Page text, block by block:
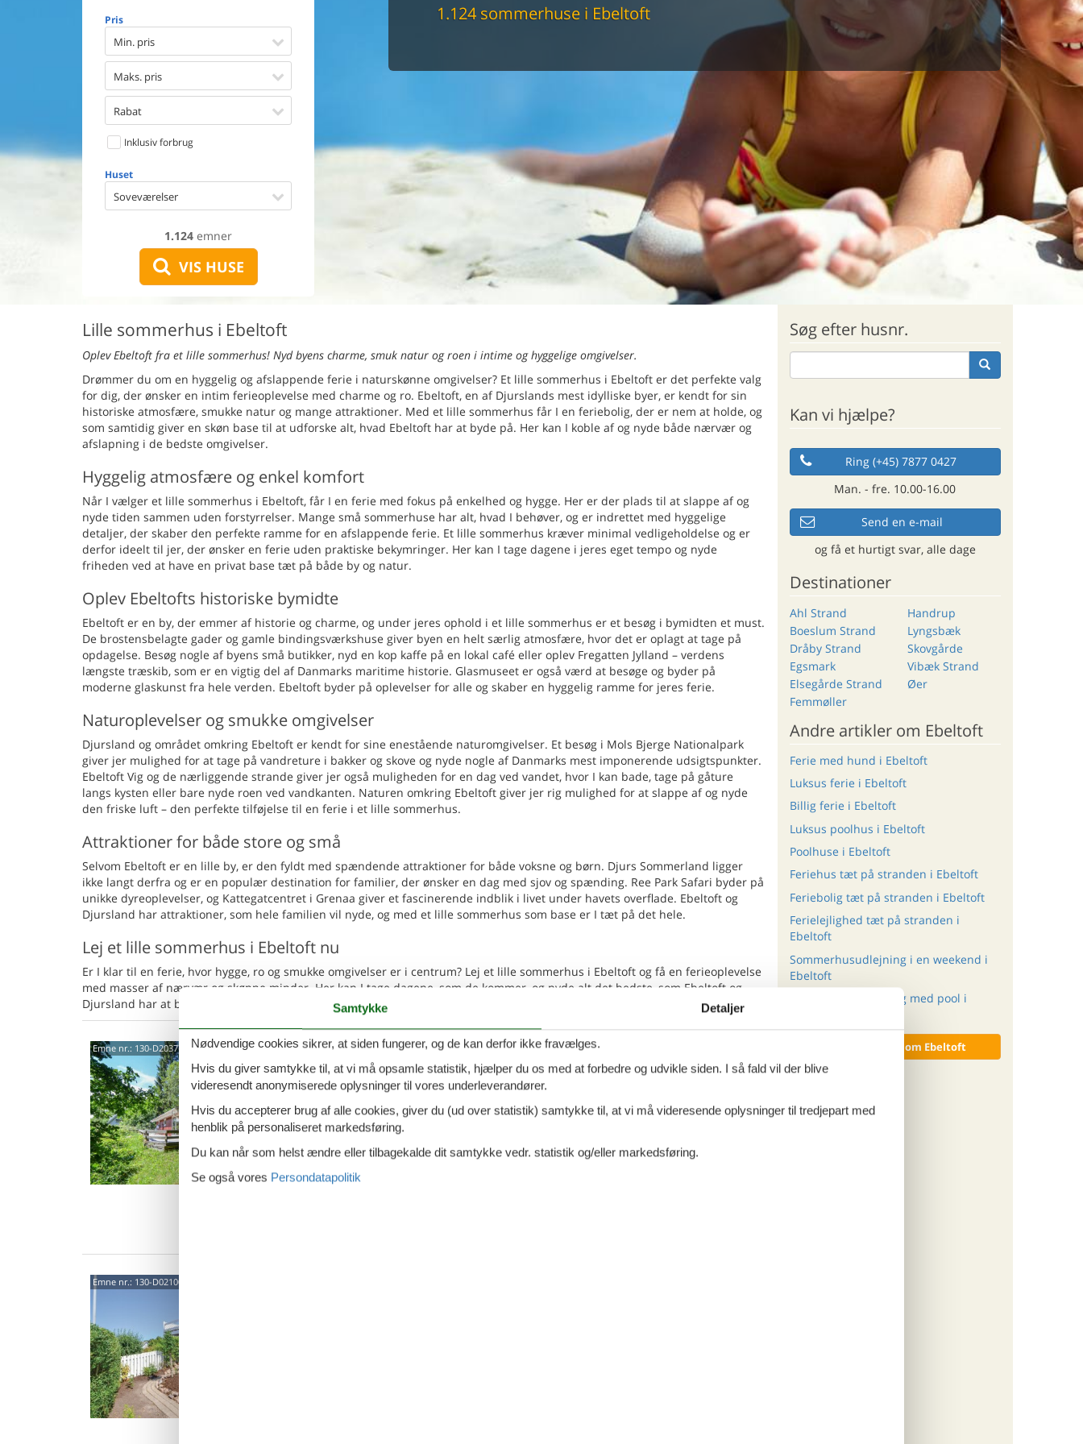
Pris
Min. pris
Maks. pris
Rabat
Inklusiv forbrug
Huset
Soveværelser
1.124 emner
VIS HUSE
Aircondition
Ladestander til elbil
1.124 sommerhuse i Ebeltoft
Lille sommerhus i Ebeltoft
Oplev Ebeltoft fra et lille sommerhus! Nyd byens charme, smuk natur og roen i intime og hyggelige omgivelser.
Drømmer du om en hyggelig og afslappende ferie i naturskønne omgivelser? Et lille sommerhus i Ebeltoft er det perfekte valg
for dig, der ønsker en intim ferieoplevelse med charme og ro. Ebeltoft, en af Djurslands mest idylliske byer, er kendt for sin
historiske atmosfære, smukke natur og mange attraktioner. Med et lille sommerhus får I en feriebolig, der er nem at holde, og
som samtidig giver en skøn base til at udforske alt, hvad Ebeltoft har at byde på. Her kan I koble af og nyde både nærvær og
afslapning i de bedste omgivelser.
Hyggelig atmosfære og enkel komfort
Når I vælger et lille sommerhus i Ebeltoft, får I en ferie med fokus på enkelhed og hygge. Her er der plads til at slappe af og
nyde tiden sammen uden forstyrrelser. Mange små sommerhuse har alt, hvad I behøver, og er indrettet med hyggelige
detaljer, der skaber den perfekte ramme for en afslappende ferie. Et lille sommerhus kræver minimal vedligeholdelse og er
derfor ideelt til jer, der ønsker en ferie uden praktiske bekymringer. Her kan I tage dagene i jeres eget tempo og nyde
friheden ved at have en privat base tæt på både by og natur.
Oplev Ebeltofts historiske bymidte
Ebeltoft er en by, der emmer af historie og charme, og under jeres ophold i et lille sommerhus er et besøg i bymidten et must.
De brostensbelagte gader og gamle bindingsværkshuse giver byen en helt særlig atmosfære, hvor det er oplagt at tage på
opdagelse. Besøg nogle af byens små butikker, nyd en kop kaffe på en lokal café eller oplev Fregatten Jylland – verdens
længste træskib, som er en vigtig del af Danmarks maritime historie. Glasmuseet er også værd at besøge og byder på
moderne glaskunst fra hele verden. Ebeltoft byder på oplevelser for alle og skaber en hyggelig ramme for jeres ferie.
Naturoplevelser og smukke omgivelser
Djursland og området omkring Ebeltoft er kendt for sine enestående naturomgivelser. Et besøg i Mols Bjerge Nationalpark
giver jer mulighed for at tage på vandreture i bakker og skove og nyde nogle af Danmarks mest imponerende udsigtspunkter.
Ebeltoft Vig og de nærliggende strande giver jer også muligheden for en dag ved vandet, hvor I kan bade, tage på gåture
langs kysten eller bare nyde roen ved vandkanten. Naturen omkring Ebeltoft giver jer rig mulighed for at slappe af og nyde
den friske luft – den perfekte tilføjelse til en ferie i et lille sommerhus.
Attraktioner for både store og små
Selvom Ebeltoft er en lille by, er den fyldt med spændende attraktioner for både voksne og børn. Djurs Sommerland ligger
ikke langt derfra og er en populær destination for familier, der ønsker en dag med sjov og spænding. Ree Park Safari byder på
unikke dyreoplevelser, og Kattegatcentret i Grenaa giver et fascinerende indblik i livet under havets overflade. Ebeltoft og
Djursland har attraktioner, som hele familien vil nyde, og med et lille sommerhus som base er I tæt på det hele.
Lej et lille sommerhus i Ebeltoft nu
Er I klar til en ferie, hvor hygge, ro og smukke omgivelser er i centrum? Lej et lille sommerhus i Ebeltoft og få en ferieoplevelse
med masser af nærvær og skønne minder. Her kan I tage dagene, som de kommer, og nyde alt det bedste, som Ebeltoft og
Djursland har at byde på.
Emne nr.: 130-D20377
Hyggeligt træhus nær Mols Bjerge
med naturudsigt
Svampedamvej - Femmøller - 8400 - Ebeltoft
3,6
Med en beliggenhed på en skrående grund, tilplantet til en
ren naturgrrund er
Huset er meste velegnet til et par, lille
2 personer
7 overnatninger
Emne nr.: 130-D02100
Søg efter husnr.
Kan vi hjælpe?
Ring (+45) 7877 0427
Man. - fre. 10.00-16.00
Send en e-mail
og få et hurtigt svar, alle dage
Destinationer
Ahl Strand
Boeslum Strand
Dråby Strand
Egsmark
Elsegårde Strand
Femmøller
Handrup
Lyngsbæk
Skovgårde
Vibæk Strand
Øer
Andre artikler om Ebeltoft
Ferie med hund i Ebeltoft
Luksus ferie i Ebeltoft
Billig ferie i Ebeltoft
Luksus poolhus i Ebeltoft
Poolhuse i Ebeltoft
Feriehus tæt på stranden i Ebeltoft
Feriebolig tæt på stranden i Ebeltoft
Ferielejlighed tæt på stranden i
Ebeltoft
Sommerhusudlejning i en weekend i
Ebeltoft
Sommerhusudlejning med pool i
Vis alle artikler om Ebeltoft
Samtykke Detaljer
Nødvendige cookies sikrer, at siden fungerer, og de kan derfor ikke fravælges.
Hvis du giver samtykke til, at vi må opsamle statistik, hjælper du os med at forbedre og udvikle siden. I så fald vil der blive
videresendt anonymiserede oplysninger til vores underleverandører.
Hvis du accepterer brug af alle cookies, giver du (ud over statistik) samtykke til, at vi må videresende oplysninger til tredjepart med
henblik på personaliseret markedsføring.
Du kan når som helst ændre eller tilbagekalde dit samtykke vedr. statistik og/eller markedsføring.
Se også vores Persondatapolitik